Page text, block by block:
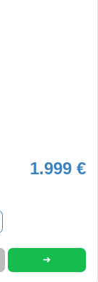
1.999 €
➜